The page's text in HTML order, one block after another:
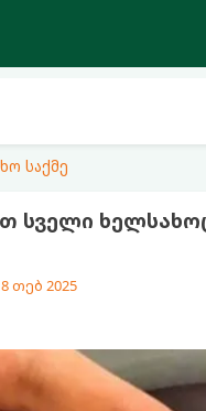
საქმე
სველი
თებ 2025